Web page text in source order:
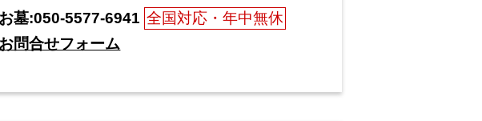
お墓:050-5577-6941 全国対応・年中無休
お問合せフォーム